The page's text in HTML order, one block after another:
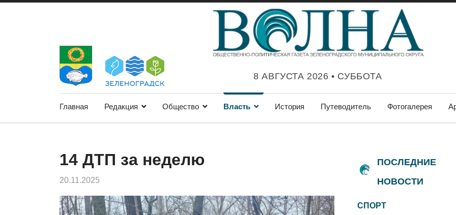
8 АВГУСТА 2026 • СУББОТА
Главная Редакция Общество Власть История Путеводитель Фотогалерея
14 ДТП за неделю
20.11.2025
ПОСЛЕДНИЕ
НОВОСТИ
СПОРТ